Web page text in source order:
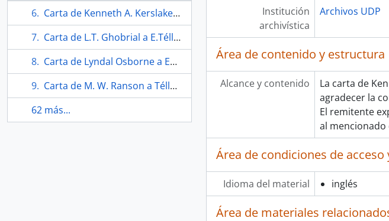
Carta de Kenneth A. Kerslake para William Schaaf.
Carta de L.T. Ghobrial a E.Téllez.
Carta de Lyndal Osborne a Eugenio Téllez
Carta de M. W. Ranson a Téllez.
62 más...
Institución
archivística
Archivos UDP
Área de contenido y estructura
Alcance y contenido
La carta de
agradecer la
El remitente
al
Área de condiciones de acceso
Idioma del material inglés
Área de materiales